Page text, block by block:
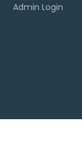
Admin Login